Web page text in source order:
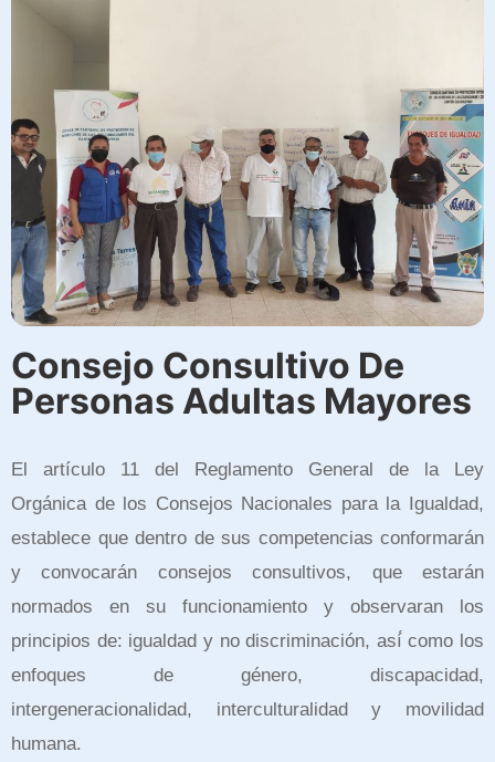
Consejo Consultivo De
Personas Adultas Mayores
El artículo 11 del Reglamento General de la Ley
Orgánica de los Consejos Nacionales para la Igualdad,
establece que dentro de sus competencias conformarán
y convocarán consejos consultivos, que estarán
normados en su funcionamiento y observaran los
principios de: igualdad y no discriminación, así́ como los
enfoques de género, discapacidad,
intergeneracionalidad, interculturalidad y movilidad
humana.